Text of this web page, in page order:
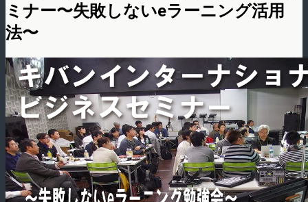
ミナー〜失敗しないeラーニング活用
法〜